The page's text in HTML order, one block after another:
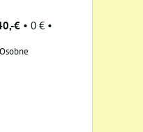
€ • 0 € •
Osobne